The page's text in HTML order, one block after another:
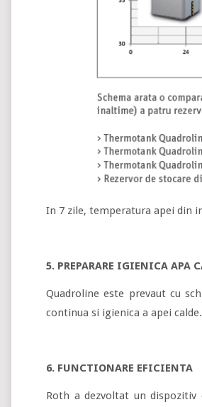
In 7 zile, temperatura apei din
5. PREPARARE IGIENICA APA
Quadroline este prevaut cu
continua si igienica a apei calde.
6. FUNCTIONARE EFICIENTA
Roth a dezvoltat un dispozitiv